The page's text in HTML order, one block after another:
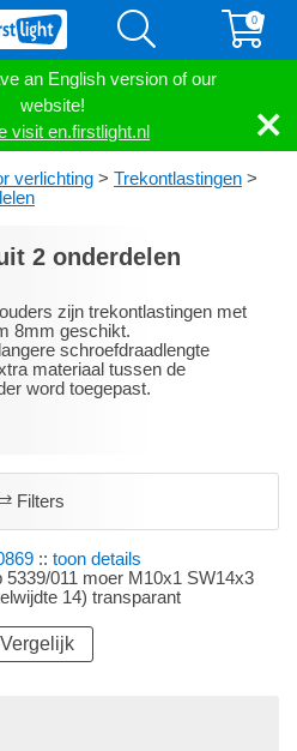
an English version of our
website!
visit en.firstlight.nl
0
verlichting > Trekontlastingen >
2 onderdelen
zijn trekontlastingen met
8mm geschikt.
schroefdraadlengte
materiaal tussen de
word toegepast.
Filters
::toon details
5339/011 moer M10x1 SW14x3
14) transparant
Vergelijk